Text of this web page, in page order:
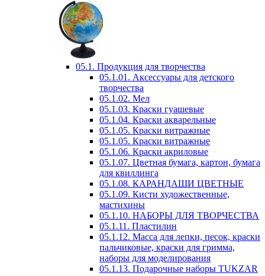
05.1. Продукция для творчества
05.1.01. Аксессуары для детского
творчества
05.1.02. Мел
05.1.03. Краски гуашевые
05.1.04. Краски акварельные
05.1.05. Краски витражные
05.1.05. Краски витражные
05.1.06. Краски акриловые
05.1.07. Цветная бумага, картон, бумага
для квиллинга
05.1.08. КАРАНДАШИ ЦВЕТНЫЕ
05.1.09. Кисти художественные,
мастихины
05.1.10. НАБОРЫ ДЛЯ ТВОРЧЕСТВА
05.1.11. Пластилин
05.1.12. Масса для лепки, песок, краски
пальчиковые, краски для гримма,
наборы для моделирования
05.1.13. Подарочные наборы TUKZAR